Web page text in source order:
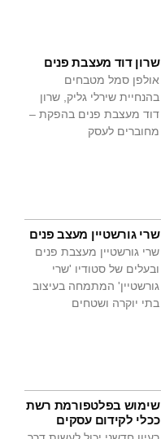
שרון דוד מעצבת פנים
אולפן סמל מטבחים
בהנחיית שירלי גליק, שרון
דוד מעצבת פנים בהפקת –
מחוברים לעסק
שרי גורשטיין מעצב פנים
שרי גורשטיין מעצבת פנים
ובעלים של סטודיו 'שרי
גורשטיין' המתמחה בעיצוב
בתי יוקרה ושטחים
שימוש בפלטפורמת רשת
ככלי לקידום עסקים